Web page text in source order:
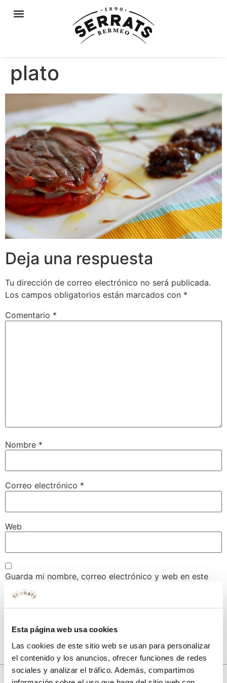
Esta página web usa cookies
Las cookies de este sitio web se usan para personalizar
el contenido y los anuncios, ofrecer funciones de redes
sociales y analizar el tráfico. Además, compartimos
plato
Deja una respuesta
Tu dirección de correo electrónico no será publicada.
Los campos obligatorios están marcados con *
Comentario *
Nombre *
Correo electrónico *
Web
Guarda mi nombre, correo electrónico y web en este
navegador para la próxima vez que comente.